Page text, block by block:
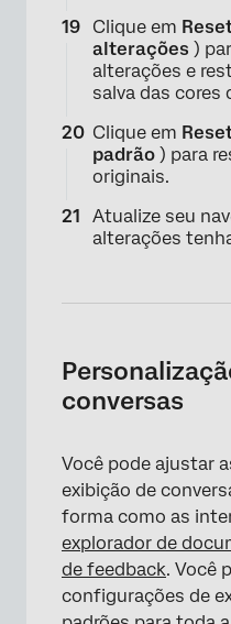
Clique em
alterações )
alterações e
salva das cores
Clique em
padrão ) para
originais.
Atualize seu
alterações
conversas
Você pode ajustar
exibição de
forma como as
explorador de
de feedback. Você
configurações de